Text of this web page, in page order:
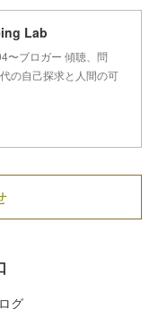
Lab
〜ブロガー 傾聴、問
の自己探求と人間の可
グ